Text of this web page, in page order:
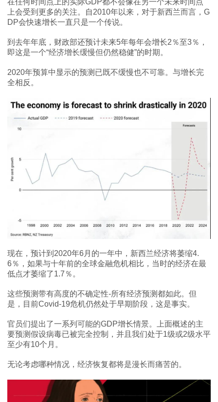
在任何时间点上的实际GDP都不会像在另一个未来时间点
上会受到更多的关注。自2010年以来，对于新西兰而言，G
DP会快速增长一直只是一个传说。
到去年年底，财政部还预计未来5年每年会增长2％至3％，
即这是一个“经济增长缓慢但仍然稳健”的时期。
2020年预算中显示的预测已既不缓慢也不可靠。与增长完
全相反。
现在，预计到2020年6月的一年中，新西兰经济将萎缩4.
6％，如果与十年前的全球金融危机相比，当时的经济在最
低点才萎缩了1.7％。
这些预测带有高度的不确定性-所有经济预测都如此。但
是，目前Covid-19危机仍然处于早期阶段，这是事实。
官员们提出了一系列可能的GDP增长情景。上面概述的主
要预测假设病毒已被完全控制，并且我们处于1级或2级水平
至少有10个月。
无论考虑哪种情况，经济恢复都将是漫长而痛苦的。